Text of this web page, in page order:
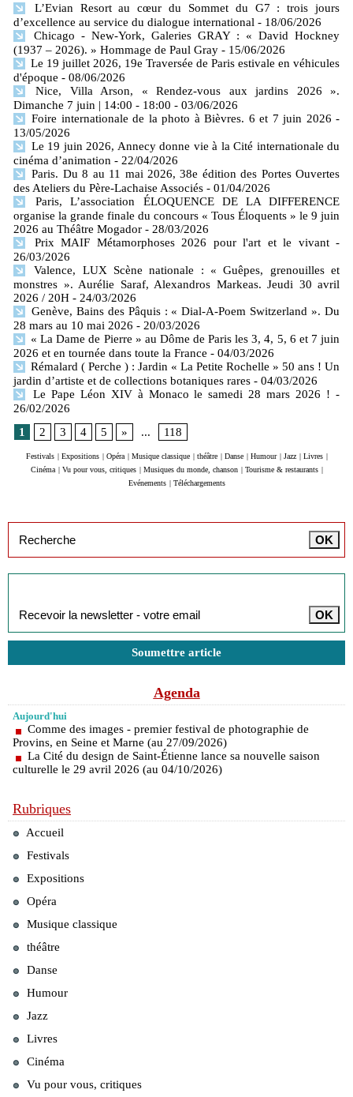
L’Evian Resort au cœur du Sommet du G7 : trois jours
d’excellence au service du dialogue international - 18/06/2026
Chicago - New-York, Galeries GRAY : « David Hockney
(1937 – 2026). » Hommage de Paul Gray - 15/06/2026
Le 19 juillet 2026, 19e Traversée de Paris estivale en véhicules
d'époque - 08/06/2026
Nice, Villa Arson, « Rendez-vous aux jardins 2026 ».
Dimanche 7 juin | 14:00 - 18:00 - 03/06/2026
Foire internationale de la photo à Bièvres. 6 et 7 juin 2026 -
13/05/2026
Le 19 juin 2026, Annecy donne vie à la Cité internationale du
cinéma d’animation - 22/04/2026
Paris. Du 8 au 11 mai 2026, 38e édition des Portes Ouvertes
des Ateliers du Père-Lachaise Associés - 01/04/2026
Paris, L’association ÉLOQUENCE DE LA DIFFERENCE
organise la grande finale du concours « Tous Éloquents » le 9 juin
2026 au Théâtre Mogador - 28/03/2026
Prix MAIF Métamorphoses 2026 pour l'art et le vivant -
26/03/2026
Valence, LUX Scène nationale : « Guêpes, grenouilles et
monstres ». Aurélie Saraf, Alexandros Markeas. Jeudi 30 avril
2026 / 20H - 24/03/2026
Genève, Bains des Pâquis : « Dial-A-Poem Switzerland ». Du
28 mars au 10 mai 2026 - 20/03/2026
« La Dame de Pierre » au Dôme de Paris les 3, 4, 5, 6 et 7 juin
2026 et en tournée dans toute la France - 04/03/2026
Rémalard ( Perche ) : Jardin « La Petite Rochelle » 50 ans ! Un
jardin d’artiste et de collections botaniques rares - 04/03/2026
Le Pape Léon XIV à Monaco le samedi 28 mars 2026 ! -
26/02/2026
1
2 3 4 5 » ... 118
Festivals Expositions Opéra Musique classique théâtre Danse Humour Jazz Livres
Cinéma
Vu pour vous, critiques Musiques du monde, chanson Tourisme & restaurants
Evénements
Téléchargements
Soumettre article
Agenda
Aujourd'hui
Comme des images - premier festival de photographie de
Provins, en Seine et Marne (au 27/09/2026)
La Cité du design de Saint-Étienne lance sa nouvelle saison
culturelle le 29 avril 2026 (au 04/10/2026)
Rubriques
Accueil
Festivals
Expositions
Opéra
Musique classique
théâtre
Danse
Humour
Jazz
Livres
Cinéma
Vu pour vous, critiques